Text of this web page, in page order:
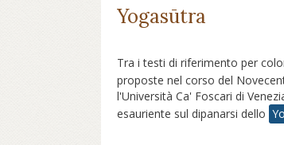
Yogasūtra
Tra i testi di riferimento per
proposte nel corso del
l'Università Ca' Foscari di
esauriente sul dipanarsi dello